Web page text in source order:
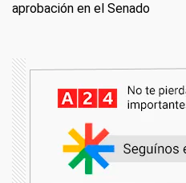
aprobación en el Senado